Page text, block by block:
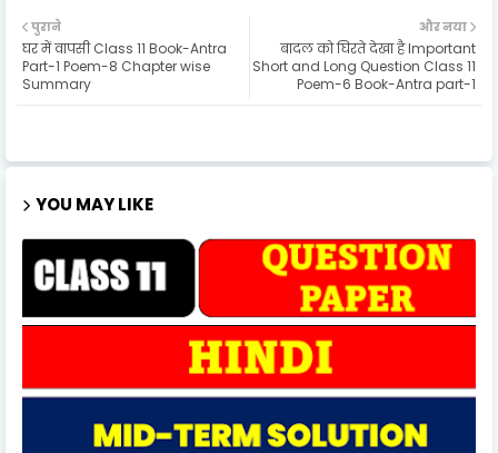
और नया
बादल को घिरते देखा है Important
Short and Long Question Class 11
Poem-6 Book-Antra part-1
पुराने
घर में वापसी Class 11 Book-Antra
Part-1 Poem-8 Chapter wise
Summary
YOU MAY LIKE